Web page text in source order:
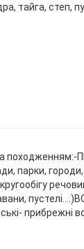
тайга, степ,
походженням:-
парки,
прибрежні